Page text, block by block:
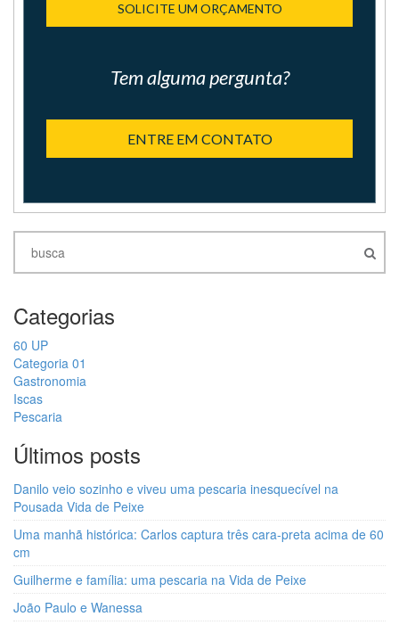
SOLICITE UM ORÇAMENTO
Tem alguma pergunta?
ENTRE EM CONTATO
Categorias
60 UP
Categoria 01
Gastronomia
Iscas
Pescaria
Últimos posts
Danilo veio sozinho e viveu uma pescaria inesquecível na
Pousada Vida de Peixe
Uma manhã histórica: Carlos captura três cara-preta acima de 60
cm
Guilherme e família: uma pescaria na Vida de Peixe
João Paulo e Wanessa